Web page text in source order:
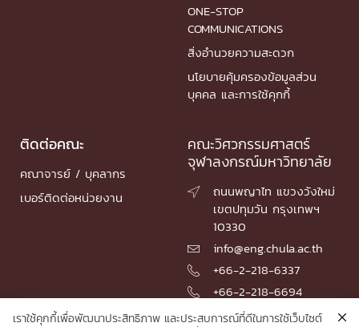
ONE-STOP
COMMUNICATIONS
สิ่งอำนวยความสะดวก
นโยบายคุ้มครองข้อมูลส่วน
บุคคล และการใช้คุกกี้
ติดต่อคณะ
คณาจารย์ / บุคลากร
เบอร์ติดต่อหน่วยงาน
คณะวิศวกรรมศาสตร์
จุฬาลงกรณ์มหาวิทยาลัย

ถนนพญาไท แขวงวังใหม่
เขตปทุมวัน กรุงเทพฯ
10330
 info@eng.chula.ac.th
 +66-2-218-6337
 +66-2-218-6694
เราใช้คุกกี้เพื่อพัฒนาประสิทธิภาพ และประสบการณ์ที่ดีในการใช้เว็บไซต์